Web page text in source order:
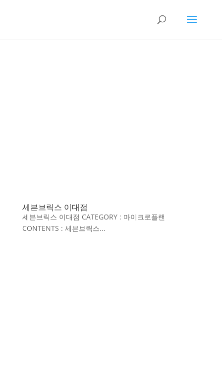
세븐브릭스 이대점
세븐브릭스 이대점 CATEGORY : 마이크로플랜
CONTENTS : 세븐브릭스...